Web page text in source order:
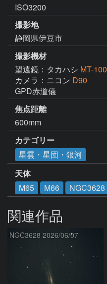
ISO3200
撮影地
静岡県伊豆市
撮影機材
望遠鏡：タカハシ MT-100
カメラ：ニコン D90
GPD赤道儀
焦点距離
600mm
カテゴリー
星雲・星団・銀河
天体
M65
M66 NGC3628
関連作品
NGC3628 2026/06/07